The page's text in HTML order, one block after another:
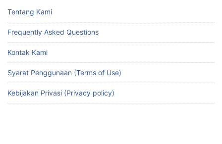
Tentang Kami
Frequently Asked Questions
Kontak Kami
Syarat Penggunaan (Terms of Use)
Kebijakan Privasi (Privacy policy)